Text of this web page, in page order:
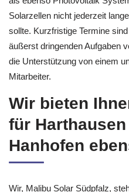
Solarzellen nicht jederzeit
sollte. Kurzfristige Termine
äußerst dringenden Aufgaben
die Unterstützung von einem
Mitarbeiter.
Wir bieten
für
Hanhofen
Wir, Malibu Solar Südpfalz,